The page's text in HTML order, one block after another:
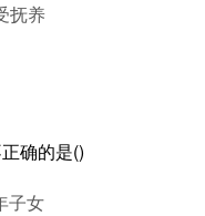
抚养
确的是()
子女